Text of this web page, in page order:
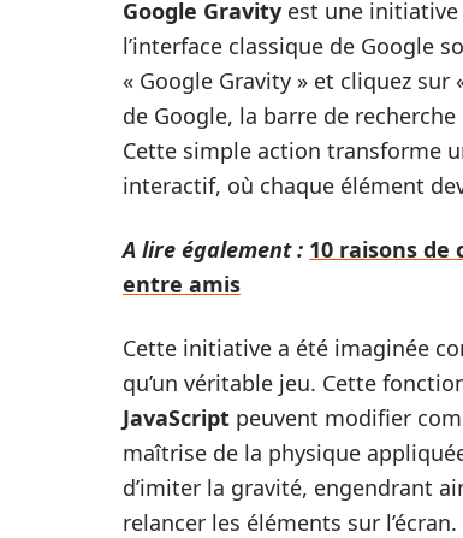
Google Gravity est une
l’interface classique de Google
« Google Gravity » et cliquez sur
de Google, la barre de
Cette simple action transforme
interactif, où chaque élément
A lire également : 10 raisons de
entre amis
Cette initiative a été imaginée
qu’un véritable jeu. Cette
JavaScript peuvent modifier
maîtrise de la physique
d’imiter la gravité, engendrant
relancer les éléments sur